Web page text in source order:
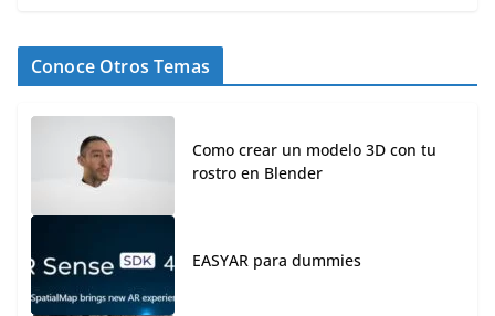
Conoce Otros Temas
Como crear un modelo 3D con tu
rostro en Blender
EASYAR para dummies